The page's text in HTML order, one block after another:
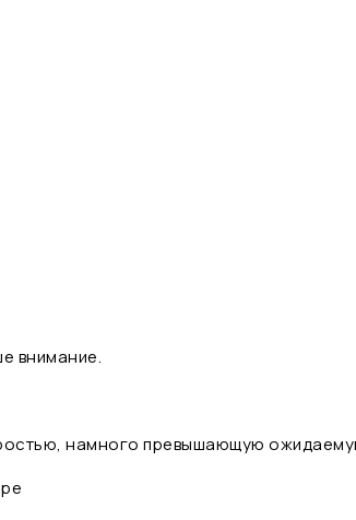
внимание.
намного превышающую